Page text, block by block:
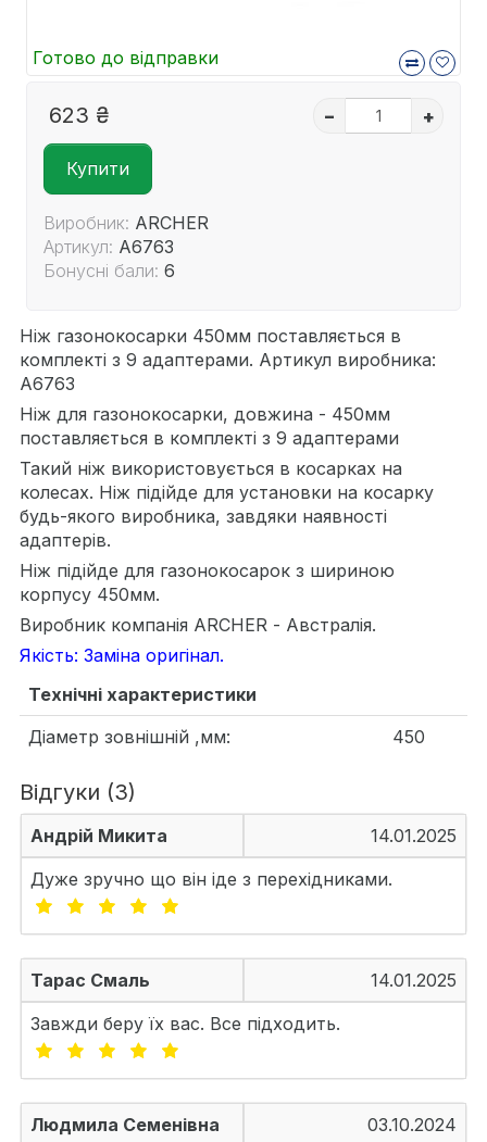
Готово до відправки
623 ₴ – +
Купити
Виробник: ARCHER
Артикул: A6763
Бонусні бали: 6
Ніж газонокосарки 450мм поставляється в
комплекті з 9 адаптерами. Артикул виробника:
A6763
Ніж для газонокосарки, довжина - 450мм
поставляється в комплекті з 9 адаптерами
Такий ніж використовується в косарках на
колесах. Ніж підійде для установки на косарку
будь-якого виробника, завдяки наявності
адаптерів.
Ніж підійде для газонокосарок з шириною
корпусу 450мм.
Виробник компанія ARCHER - Австралія.
Якість: Заміна оригінал.
Технічні характеристики
Діаметр зовнішній ,мм:
450
Відгуки (3)
Андрій Микита
14.01.2025
Дуже зручно що він іде з перехідниками.
Тарас Смаль
14.01.2025
Завжди беру їх вас. Все підходить.
Людмила Семенівна
03.10.2024